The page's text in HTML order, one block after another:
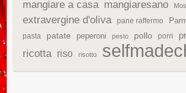
mangiare a casa mangiaresano
extravergine d'oliva
pane raffermo
pasta patate peperoni pesto pollo porri
ricotta riso risotto